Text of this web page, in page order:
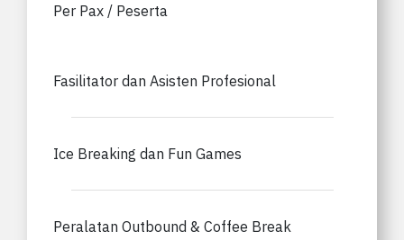
Per Pax / Peserta
Fasilitator dan Asisten Profesional
Ice Breaking dan Fun Games
Peralatan Outbound & Coffee Break